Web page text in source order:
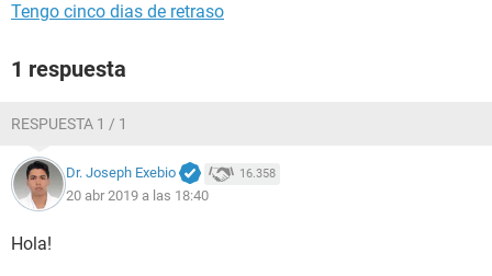
Tengo cinco dias de retraso
1 respuesta
RESPUESTA 1 / 1
Dr. Joseph Exebio 16.358
20 abr 2019 a las 18:40
Hola!